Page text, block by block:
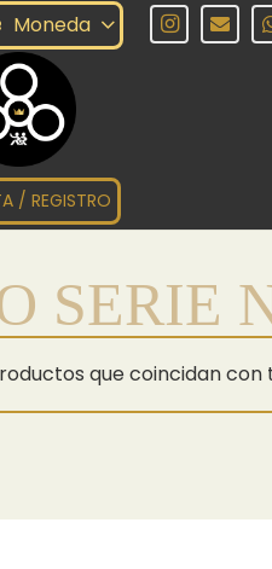
Moneda
/ REGISTRO
SERIE
que coincidan con